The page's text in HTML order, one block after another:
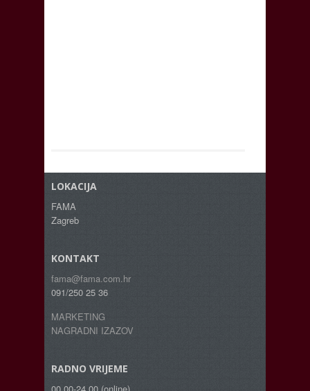
LOKACIJA
FAMA
Zagreb
KONTAKT
fama@fama.com.hr
091/250 25 36
MARKETING
NAGRADNI IZAZOV
RADNO VRIJEME
00.00-24.00 (online)